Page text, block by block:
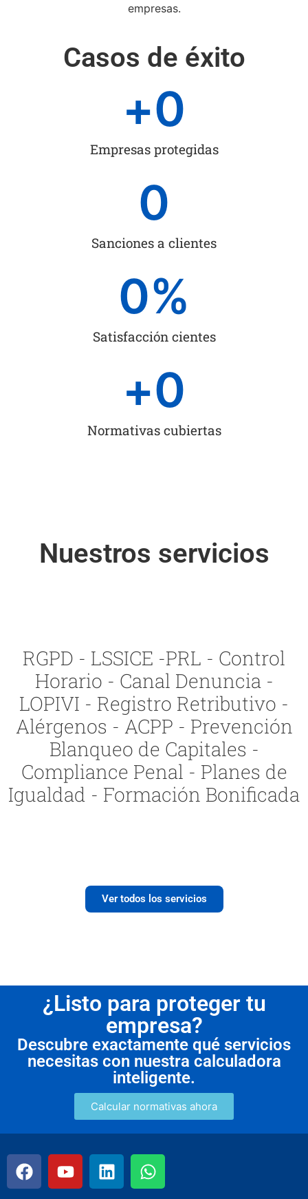
empresas.
Casos de éxito
Empresas protegidas
+0
Sanciones a clientes
0
Satisfacción cientes
0%
Normativas cubiertas
+0
Nuestros servicios
RGPD - LSSICE -PRL - Control
Horario - Canal Denuncia -
LOPIVI - Registro Retributivo -
Alérgenos - ACPP - Prevención
Blanqueo de Capitales -
Compliance Penal - Planes de
Igualdad - Formación Bonificada
Ver todos los servicios
¿Listo para proteger tu
empresa?
Descubre exactamente qué servicios
necesitas con nuestra calculadora
inteligente.
Calcular normativas ahora